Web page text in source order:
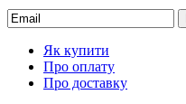
Як купити
Про оплату
Про доставку